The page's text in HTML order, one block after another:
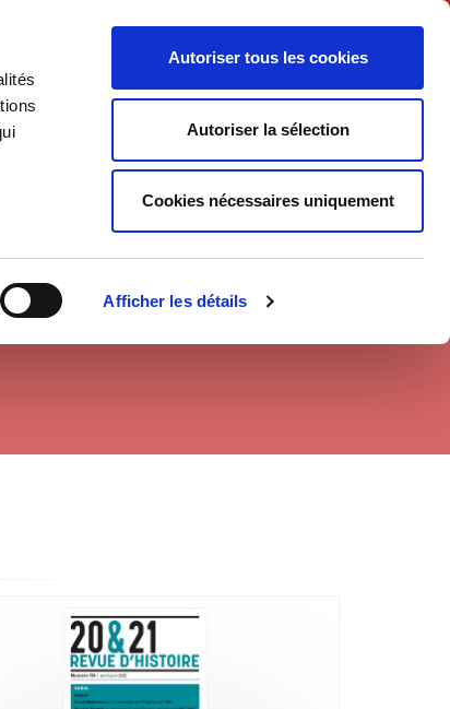
Afficher les détails
Autoriser tous les cookies
Autoriser la sélection
Cookies nécessaires uniquement
Français
Société